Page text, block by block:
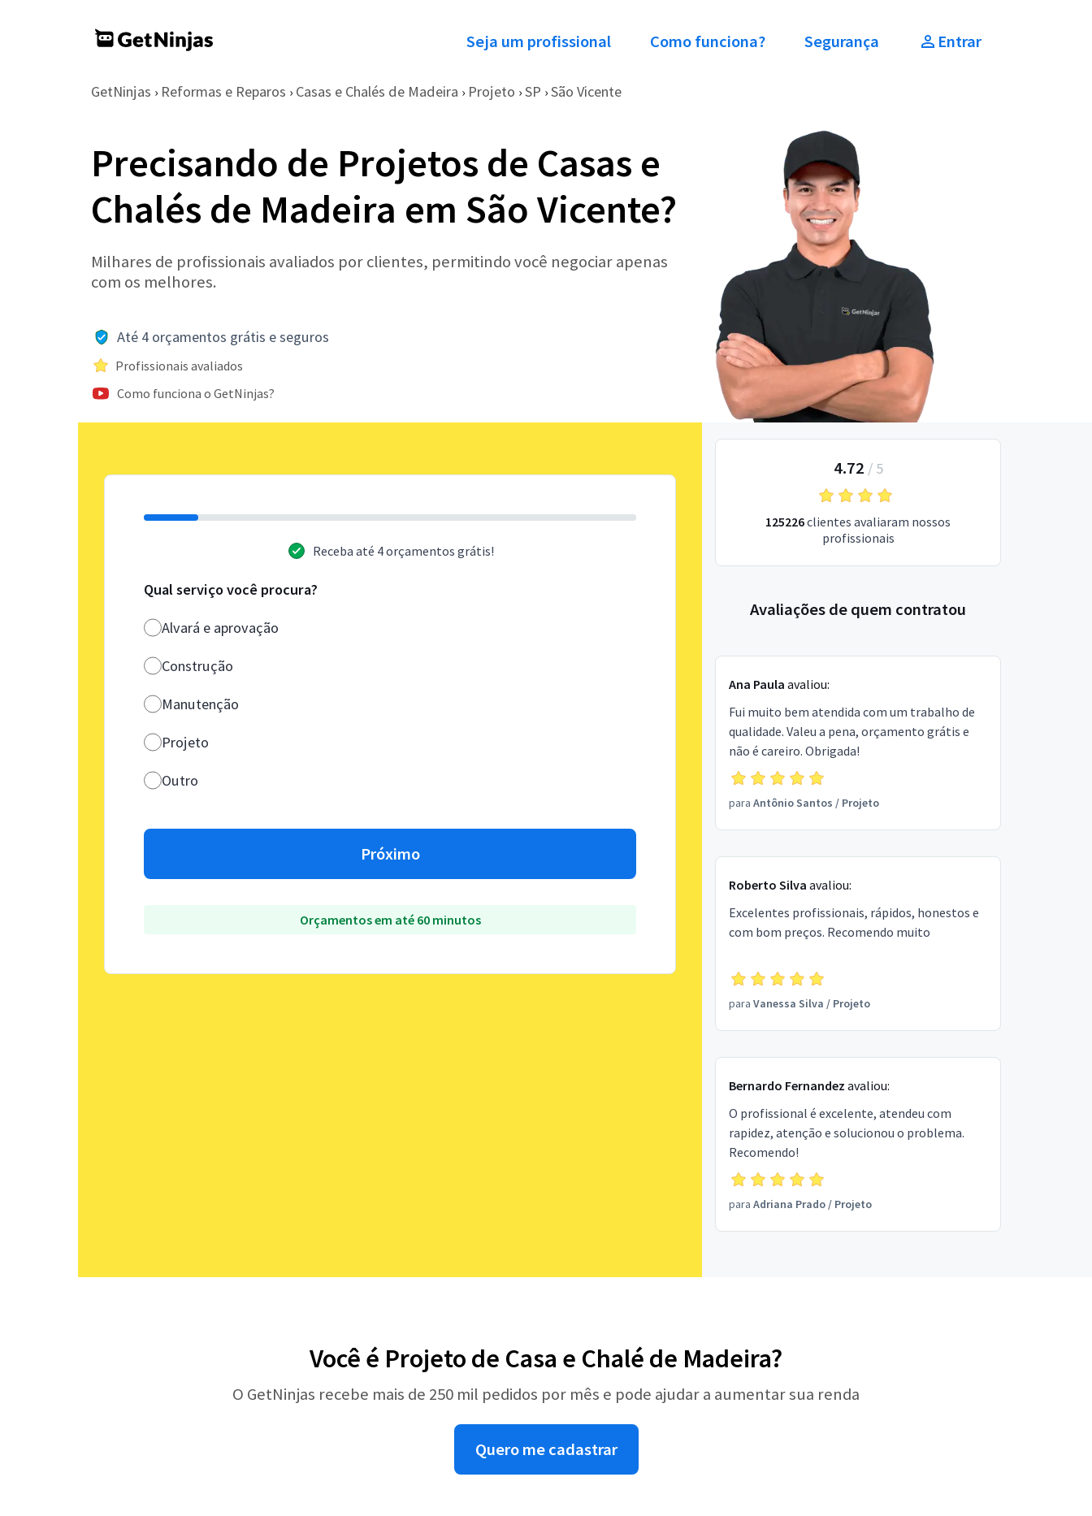
Seja um profissional Como funciona? Segurança Entrar
GetNinjas › Reformas e Reparos › Casas e Chalés de Madeira › Projeto › SP › São Vicente
Precisando de Projetos de Casas e
Chalés de Madeira em São Vicente?
Milhares de profissionais avaliados por clientes, permitindo você negociar apenas
com os melhores.
Até 4 orçamentos grátis e seguros
Profissionais avaliados
Como funciona o GetNinjas?
Receba até 4 orçamentos grátis!
Qual serviço você procura?
Alvará e aprovação
Construção
Manutenção
Projeto
Outro
Próximo
Orçamentos em até 60 minutos
4.72 / 5
125226clientes avaliaram nossos
profissionais
Avaliações de quem contratou
Ana Paula avaliou:
Fui muito bem atendida com um trabalho de
qualidade. Valeu a pena, orçamento grátis e
não é careiro. Obrigada!
para Antônio Santos / Projeto
Roberto Silva avaliou:
Excelentes profissionais, rápidos, honestos e
com bom preços. Recomendo muito
para Vanessa Silva / Projeto
Bernardo Fernandez avaliou:
O profissional é excelente, atendeu com
rapidez, atenção e solucionou o problema.
Recomendo!
para Adriana Prado/ Projeto
Você é Projeto de Casa e Chalé de Madeira?
O GetNinjas recebe mais de 250 mil pedidos por mês e pode ajudar a aumentar sua renda
Quero me cadastrar